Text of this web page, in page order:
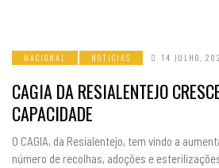
NACIONAL NOTICIAS 14 JULHO,
CAGIA DA RESIALENTEJO
CAPACIDADE
O CAGIA, da Resialentejo, tem vindo a
número de recolhas, adoções e